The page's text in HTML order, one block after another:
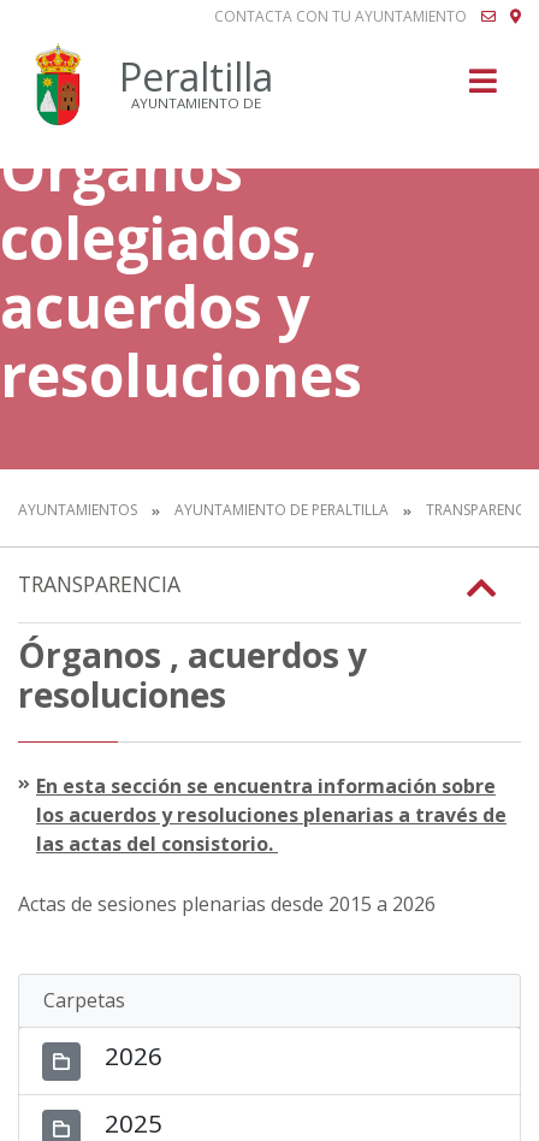
CONTACTA CON TU AYUNTAMIENTO
Peraltilla
AYUNTAMIENTO DE
Órganos
colegiados,
acuerdos y
resoluciones
AYUNTAMIENTOS AYUNTAMIENTO DE PERALTILLA TRANSPARENCIA
TRANSPARENCIA
Órganos , acuerdos y
resoluciones
En esta sección se encuentra información sobre
los acuerdos y resoluciones plenarias a través de
las actas del consistorio.
Actas de sesiones plenarias desde 2015 a 2026
Carpetas
2026
2025